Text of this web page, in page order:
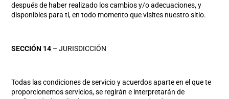
después de haber realizado los cambios y/o adecuaciones, y
disponibles para ti, en todo momento que visites nuestro sitio.
SECCIÓN 14 – JURISDICCIÓN
Todas las condiciones de servicio y acuerdos aparte en el que te
proporcionemos servicios, se regirán e interpretarán de